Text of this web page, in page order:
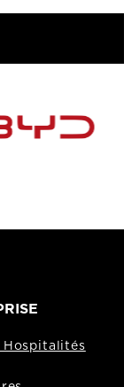
Hospitalités